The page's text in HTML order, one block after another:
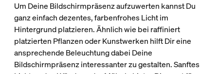
Um Deine Bildschirmpräsenz aufzuwerten kannst Du
ganz einfach dezentes, farbenfrohes Licht im
Hintergrund platzieren. Ähnlich wie bei raffiniert
platzierten Pflanzen oder Kunstwerken hilft Dir eine
ansprechende Beleuchtung dabei Deine
Bildschirmpräsenz interessanter zu gestalten. Sanftes